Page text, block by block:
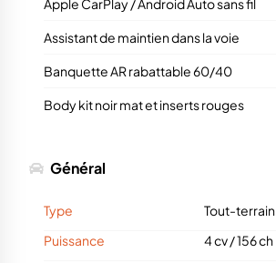
Apple CarPlay / Android Auto sans fil
Assistant de maintien dans la voie
Banquette AR rabattable 60/40
Body kit noir mat et inserts rouges
Général
Type
Tout-terrain
Puissance
4 cv/156 ch